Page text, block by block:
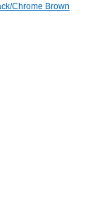
Chrome Brown